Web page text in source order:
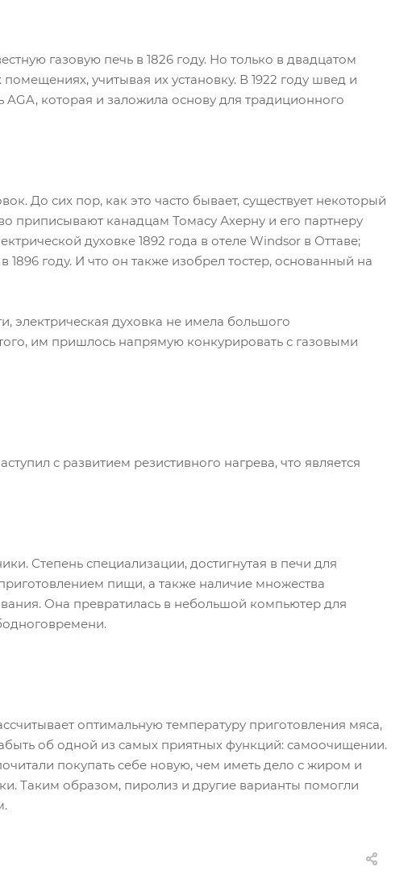
газовую печь в 1826 году. Но только в двадцатом
учитывая их установку. В 1922 году швед и
которая и заложила основу для традиционного
До сих пор, как это часто бывает, существует некоторый
приписывают канадцам Томасу Ахерну и его партнеру
духовке 1892 года в отеле Windsor в Оттаве;
году. И что он также изобрел тостер, основанный на
электрическая духовка не имела большого
им пришлось напрямую конкурировать с газовыми
с развитием резистивного нагрева, что является
Степень специализации, достигнутая в печи для
пищи, а также наличие множества
Она превратилась в небольшой компьютер для
оптимальную температуру приготовления мяса,
об одной из самых приятных функций: самоочищении.
покупать себе новую, чем иметь дело с жиром и
Таким образом, пиролиз и другие варианты помогли